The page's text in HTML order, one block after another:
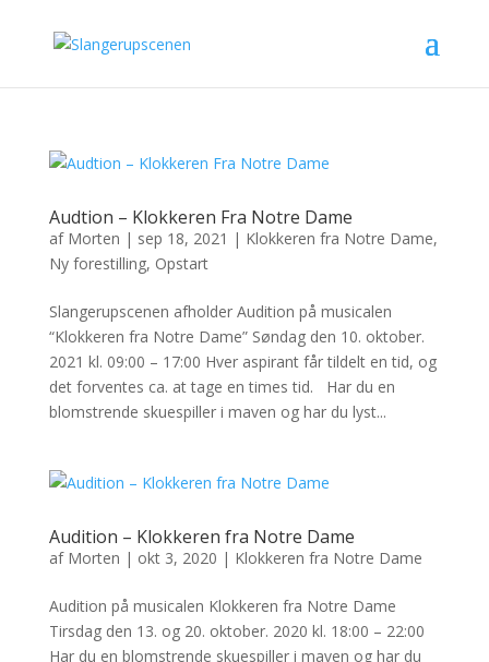
Audtion – Klokkeren Fra Notre Dame
af Morten | sep 18, 2021 | Klokkeren fra Notre Dame,
Ny forestilling, Opstart
Slangerupscenen afholder Audition på musicalen
“Klokkeren fra Notre Dame” Søndag den 10. oktober.
2021 kl. 09:00 – 17:00 Hver aspirant får tildelt en tid, og
det forventes ca. at tage en times tid. Har du en
blomstrende skuespiller i maven og har du lyst...
Audition – Klokkeren fra Notre Dame
af Morten | okt 3, 2020 | Klokkeren fra Notre Dame
Audition på musicalen Klokkeren fra Notre Dame
Tirsdag den 13. og 20. oktober. 2020 kl. 18:00 – 22:00
Har du en blomstrende skuespiller i maven og har du